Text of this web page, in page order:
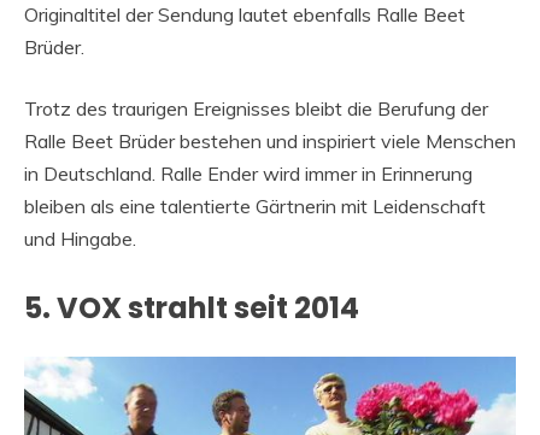
Originaltitel der Sendung lautet ebenfalls Ralle Beet
Brüder.
Trotz des traurigen Ereignisses bleibt die Berufung der
Ralle Beet Brüder bestehen und inspiriert viele Menschen
in Deutschland. Ralle Ender wird immer in Erinnerung
bleiben als eine talentierte Gärtnerin mit Leidenschaft
und Hingabe.
5. VOX strahlt seit 2014